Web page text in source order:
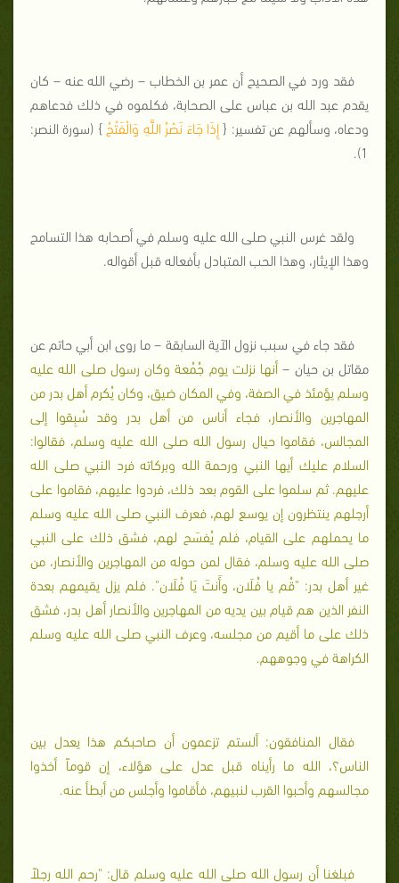
فقد ورد في الصحيح أن عمر بن الخطاب – رضي الله عنه – كان
يقدم عبد الله بن عباس على الصحابة، فكلموه في ذلك فدعاهم
ودعاه، وسألهم عن تفسير: {إِذَا جَاءَ نَصْرُ اللَّهِ وَالْفَتْحُ } (سورة النصر:
1).
ولقد غرس النبي صلى الله عليه وسلم في أصحابه هذا التسامح
وهذا الإيثار، وهذا الحب المتبادل بأفعاله قبل أقواله.
فقد جاء في سبب نزول الآية السابقة – ما روى ابن أبي حاتم عن
مقاتل بن حيان – أنها نزلت يوم جُمُعة وكان رسول صلى الله عليه
وسلم يؤمئذ في الصفة، وفي المكان ضيق، وكان يُكرم أهل بدر من
المهاجرين والأنصار، فجاء أناس من أهل بدر وقد سُبِقوا إلى
المجالس، فقاموا حيال رسول الله صلى الله عليه وسلم، فقالوا:
السلام عليك أيها النبي ورحمة الله وبركاته فرد النبي صلى الله
عليهم. ثم سلموا على القوم بعد ذلك، فردوا عليهم، فقاموا على
أرجلهم ينتظرون إن يوسع لهم، فعرف النبي صلى الله عليه وسلم
ما يحملهم على القيام، فلم يُفسَح لهم، فشق ذلك على النبي
صلى الله عليه وسلم، فقال لمن حوله من المهاجرين والأنصار، من
غير أهل بدر: "قُم يا فُلَان، وأَنتَ يَا فُلَان". فلم يزل يقيمهم بعدة
النفر الذين هم قيام بين يديه من المهاجرين والأنصار أهل بدر، فشق
ذلك على ما أقيم من مجلسه، وعرف النبي صلى الله عليه وسلم
الكراهة في وجوههم.
فقال المنافقون: ألستم تزعمون أن صاحبكم هذا يعدل بين
الناس؟، الله ما رأيناه قبل عدل على هؤلاء، إن قوماً أخذوا
مجالسهم وأحبوا القرب لنبيهم، فأقاموا وأجلس من أبطأ عنه.
فبلغنا أن رسول الله صلى الله عليه وسلم قال: "رحم الله رجلاً